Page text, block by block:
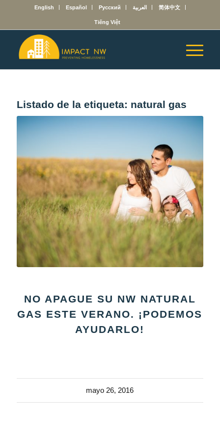
English Español Русский العربية 简体中文
Tiếng Việt
Listado de la etiqueta: natural gas
NO APAGUE SU NW NATURAL
GAS ESTE VERANO. ¡PODEMOS
AYUDARLO!
mayo 26, 2016